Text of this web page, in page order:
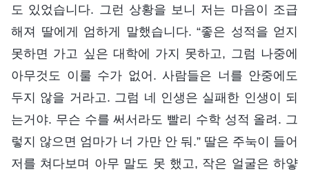
도 있었습니다. 그런 상황을 보니 저는 마음이 조급
해져 딸에게 엄하게 말했습니다. “좋은 성적을 얻지
못하면 가고 싶은 대학에 가지 못하고, 그럼 나중에
아무것도 이룰 수가 없어. 사람들은 너를 안중에도
두지 않을 거라고. 그럼 네 인생은 실패한 인생이 되
는거야. 무슨 수를 써서라도 빨리 수학 성적 올려. 그
렇지 않으면 엄마가 너 가만 안 둬.” 딸은 주눅이 들어
저를 쳐다보며 아무 말도 못 했고, 작은 얼굴은 하얗